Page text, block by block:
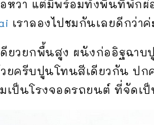
หวา แต่มีพร้อมทั้งพื้นที่พัก
เราลองไปชมกันเลยดีกว่าค่
วยกพื้นสูง ผนังก่ออิฐฉาบ
ยครีบปูนโทนสีเดียวกัน ป
เป็นโรงจอดรถยนต์ ที่จัดเ